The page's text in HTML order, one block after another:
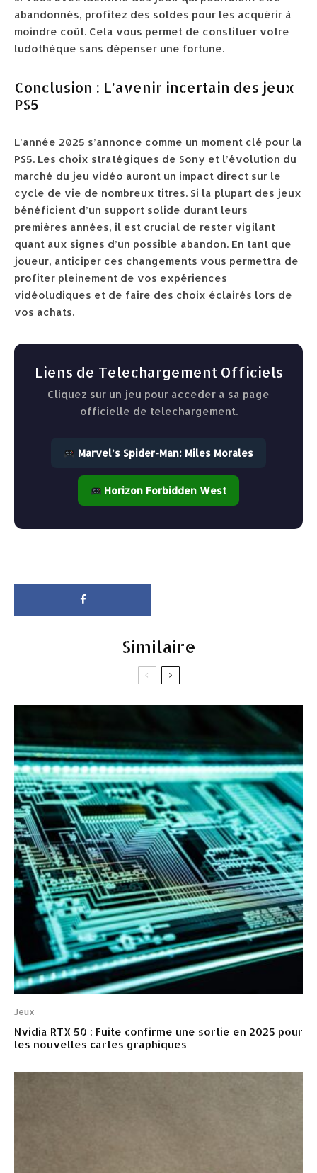
abandonnés, profitez des soldes pour les acquérir à
moindre coût. Cela vous permet de constituer votre
ludothèque sans dépenser une fortune.
Conclusion : L’avenir incertain des jeux
PS5
L’année 2025 s’annonce comme un moment clé pour la
PS5. Les choix stratégiques de Sony et l’évolution du
marché du jeu vidéo auront un impact direct sur le
cycle de vie de nombreux titres. Si la plupart des jeux
bénéficient d’un support solide durant leurs
premières années, il est crucial de rester vigilant
quant aux signes d’un possible abandon. En tant que
joueur, anticiper ces changements vous permettra de
profiter pleinement de vos expériences
vidéoludiques et de faire des choix éclairés lors de
vos achats.
Liens de Telechargement Officiels
Cliquez sur un jeu pour acceder a sa page
officielle de telechargement.
Marvel’s Spider-Man: Miles Morales
Horizon Forbidden West
Similaire
Jeux
Nvidia RTX 50 : Fuite confirme une sortie en 2025 pour
les nouvelles cartes graphiques